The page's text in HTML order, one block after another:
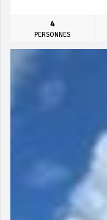
4
PERSONNES